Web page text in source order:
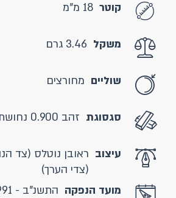
קוטר 18 מ"מ
משקל 3.46 גרם
שוליים מחורצים
סגסוגת זהב 0.900 נחושת 0.100
עיצוב ראובן נוטלס (צד
(צדי הערך)
מועד הנפקה התשנ"ב - 1991